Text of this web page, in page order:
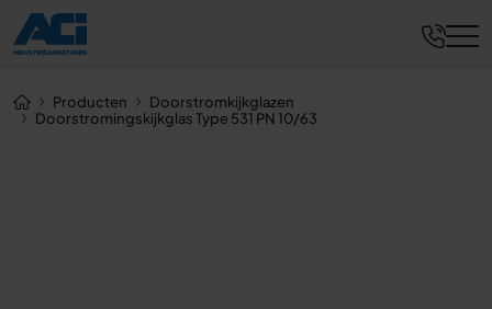
Producten
Doorstromkijkglazen
Doorstromingskijkglas Type 531 PN 10/63